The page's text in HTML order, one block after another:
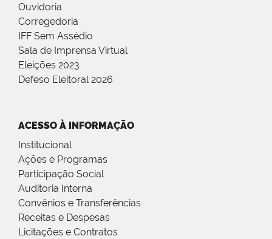
Ouvidoria
Corregedoria
IFF Sem Assédio
Sala de Imprensa Virtual
Eleições 2023
Defeso Eleitoral 2026
ACESSO À INFORMAÇÃO
Institucional
Ações e Programas
Participação Social
Auditoria Interna
Convênios e Transferências
Receitas e Despesas
Licitações e Contratos